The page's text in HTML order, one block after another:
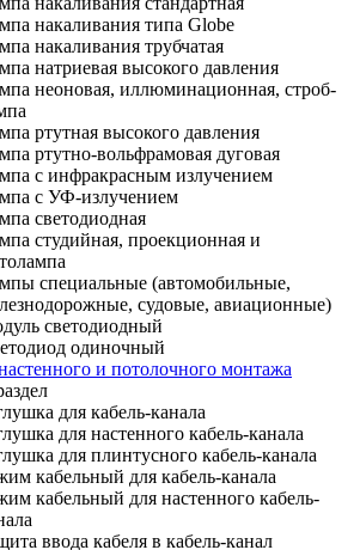
накаливания типа Globe
накаливания трубчатая
натриевая высокого давления
неоновая, иллюминационная, строб-
ртутная высокого давления
ртутно-вольфрамовая дуговая
с инфракрасным излучением
с УФ-излучением
светодиодная
студийная, проекционная и
специальные (автомобильные,
судовые, авиационные)
светодиодный
одиночный
и потолочного монтажа
для кабель-канала
для настенного кабель-канала
для плинтусного кабель-канала
кабельный для кабель-канала
кабельный для настенного кабель-
ввода кабеля в кабель-канал